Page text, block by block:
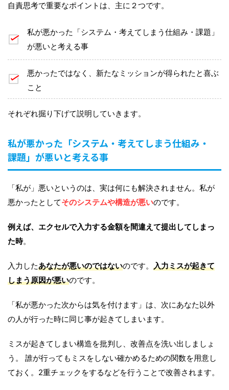
自責思考で重要なポイントは、主に２つです。
私が悪かった「システム・考えてしまう仕組み・課題」
が悪いと考える事
悪かったではなく、新たなミッションが得られたと喜ぶ
こと
それぞれ掘り下げて説明していきます。
私が悪かった「システム・考えてしまう仕組み・
課題」が悪いと考える事
「私が」悪いというのは、実は何にも解決されません。私が
悪かったとしてそのシステムや構造が悪いのです。
例えば、エクセルで入力する金額を間違えて提出してしまっ
た時。
入力したあなたが悪いのではないのです。 入力ミスが起きて
しまう原因が悪いのです。
「私が悪かった次からは気を付けます」は、次にあなた以外
の人が行った時に同じ事が起きてしまいます。
ミスが起きてしまい構造を批判し、改善点を洗い出しましょ
う。 誰が行ってもミスをしない確かめるための関数を用意し
ておく。2重チェックをするなどを行うことで改善されます。